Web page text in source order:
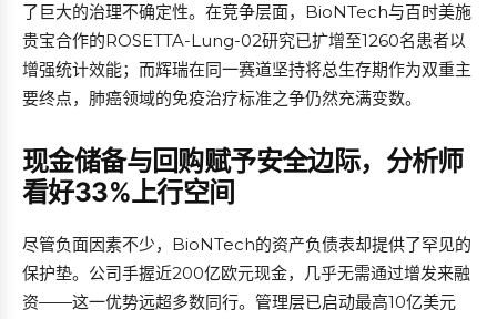
了巨大的治理不确定性。在竞争层面，BioNTech与百时美施
贵宝合作的ROSETTA-Lung-02研究已扩增至1260名患者以
增强统计效能；而辉瑞在同一赛道坚持将总生存期作为双重主
要终点，肺癌领域的免疫治疗标准之争仍然充满变数。
现金储备与回购赋予安全边际，分析师
看好33%上行空间
尽管负面因素不少，BioNTech的资产负债表却提供了罕见的
保护垫。公司手握近200亿欧元现金，几乎无需通过增发来融
资——这一优势远超多数同行。管理层已启动最高10亿美元